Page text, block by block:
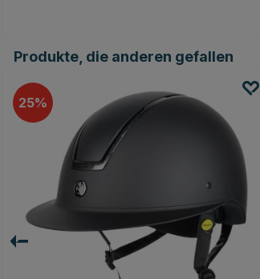
Produkte, die anderen gefallen
25